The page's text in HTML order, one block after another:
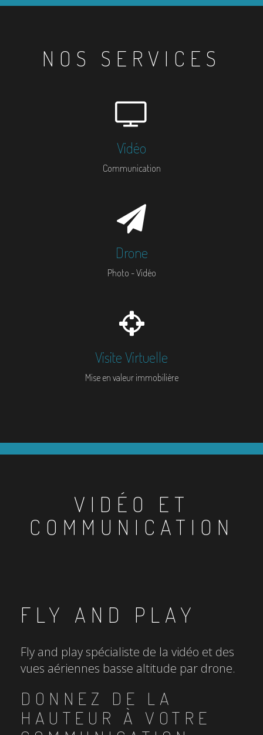
NOS SERVICES
Vidéo
Communication
Drone
Photo - Vidéo
Visite Virtuelle
Mise en valeur immobilière
VIDÉO ET
COMMUNICATION
FLY AND PLAY
Fly and play spécialiste de la vidéo et des
vues aériennes basse altitude par drone.
DONNEZ DE LA
HAUTEUR À VOTRE